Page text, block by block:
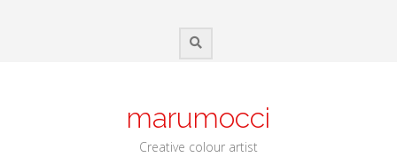
marumocci
Creative colour artist